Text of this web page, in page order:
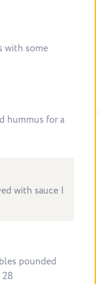
with some
hummus for a
with sauce |
pounded
28